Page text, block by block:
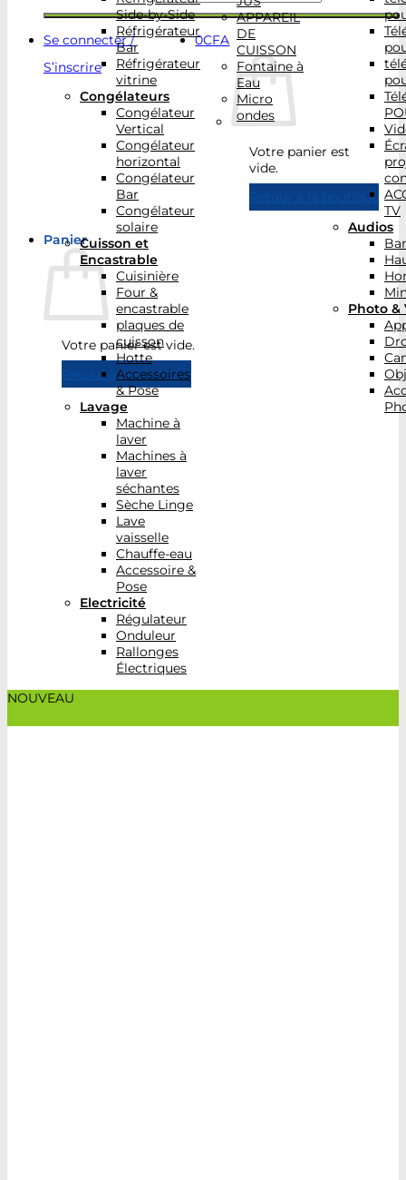
Se connecter /
S’inscrire
0CFA
Votre panier est
vide.
Retour à la boutique
Panier
Votre panier est vide.
Retour à la boutique
Side-by-Side
Réfrigérateur
Bar
Réfrigérateur
vitrine
Congélateurs
Congélateur
Vertical
Congélateur
horizontal
Congélateur
Bar
Congélateur
solaire
Cuisson et
Encastrable
Cuisinière
Four &
encastrable
plaques de
cuisson
Hotte
Accessoires
& Pose
Lavage
Machine à
laver
Machines à
laver
séchantes
Sèche Linge
Lave
vaisselle
Chauffe-eau
Accessoire &
Pose
Electricité
Régulateur
Onduleur
Rallonges
Électriques
APPAREIL
DE
CUISSON
Fontaine à
Eau
Micro
ondes
TV
Audios
Photo &
NOUVEAU